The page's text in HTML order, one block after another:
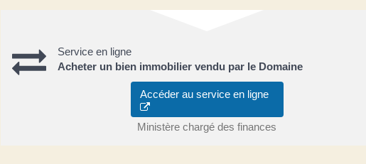
Service en ligne
Acheter un bien immobilier vendu par le Domaine
Accéder au service en ligne
Ministère chargé des finances